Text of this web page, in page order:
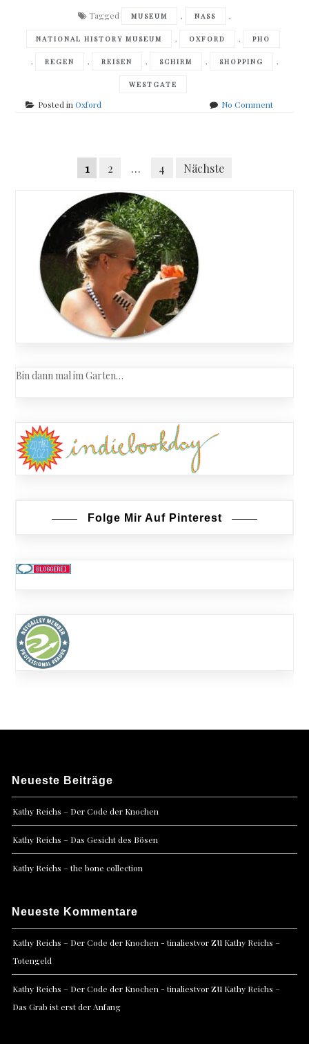
Tagged MUSEUM , NASS ,
NATIONAL HISTORY MUSEUM , OXFORD , PHO
, REGEN , REISEN , SCHIRM , SHOPPING ,
WESTGATE
Posted inOxford No Commenton
Posts
navigation
Seitennummerierung
Beiträge
1 2 … 4 Nächste
Bin dann mal im Garten…
Folge Mir Auf Pinterest
Neueste Beiträge
Kathy Reichs – Der Code der Knochen
Kathy Reichs – Das Gesicht des Bösen
Kathy Reichs – the bone collection
Neueste Kommentare
Kathy Reichs – Der Code der Knochen - tinaliestvorzu Kathy Reichs –
Totengeld
Kathy Reichs – Der Code der Knochen - tinaliestvorzu Kathy Reichs –
Das Grab ist erst der Anfang